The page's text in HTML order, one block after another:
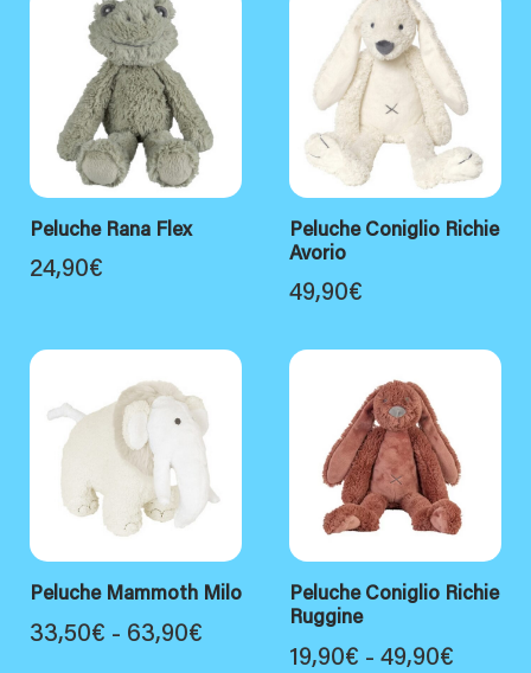
Peluche Rana Flex
24,90€
Peluche Coniglio Richie
Avorio
49,90€
Peluche Mammoth Milo
33,50€ - 63,90€
Peluche Coniglio Richie
Ruggine
19,90€ - 49,90€